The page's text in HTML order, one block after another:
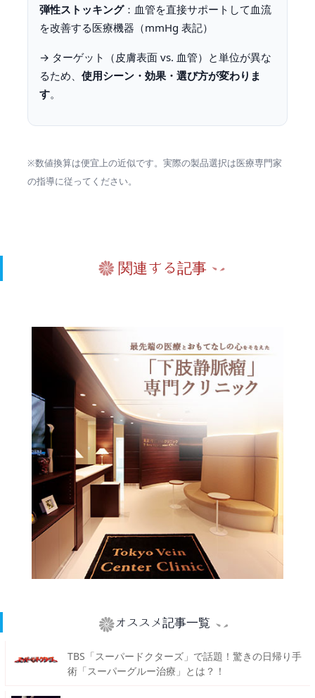
弾性ストッキング：血管を直接サポートして血流
を改善する医療機器（mmHg 表記）
→ ターゲット（皮膚表面 vs. 血管）と単位が異な
るため、 使用シーン・効果・選び方が変わりま
す。
※数値換算は便宜上の近似です。実際の製品選択は医療専門家
の指導に従ってください。
関連する記事
オススメ記事一覧
TBS「スーパードクターズ」で話題！驚きの日帰り手
術「スーパーグルー治療」とは？！